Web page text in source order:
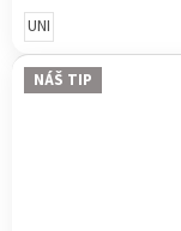
UNI
NÁŠ TIP